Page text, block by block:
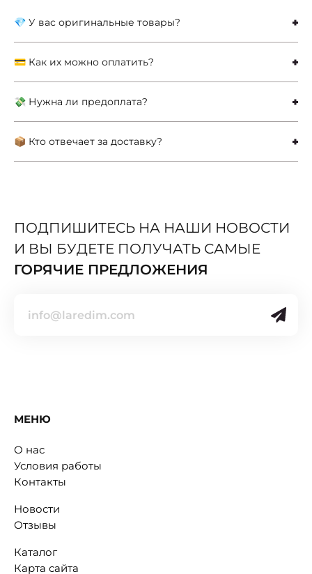
💎 У вас оригинальные товары?
💳 Как их можно оплатить?
💸 Нужна ли предоплата?
📦 Кто отвечает за доставку?
ПОДПИШИТЕСЬ НА НАШИ НОВОСТИ
И ВЫ БУДЕТЕ ПОЛУЧАТЬ САМЫЕ
ГОРЯЧИЕ ПРЕДЛОЖЕНИЯ
МЕНЮ
О нас
Условия работы
Контакты
Новости
Отзывы
Каталог
Карта сайта